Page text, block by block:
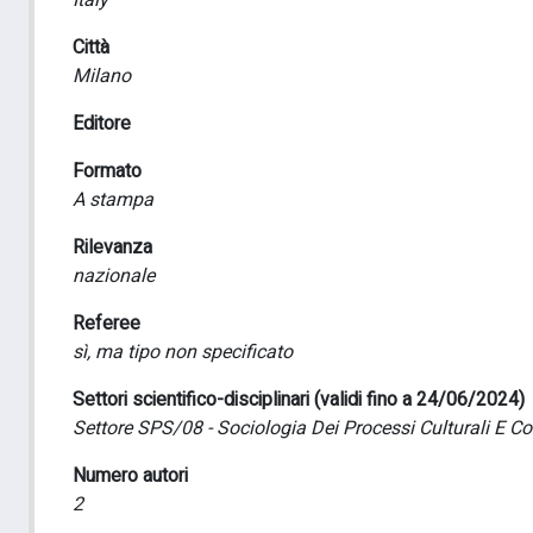
Città
Milano
Editore
Formato
A stampa
Rilevanza
nazionale
Referee
sì, ma tipo non specificato
Settori scientifico-disciplinari (validi fino a 24/06/2024)
Settore SPS/08 - Sociologia Dei Processi Culturali E
Numero autori
2